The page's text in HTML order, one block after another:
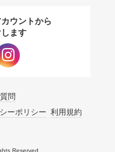
ウントから
ます
問
ーポリシー 利用規約
Reserved.